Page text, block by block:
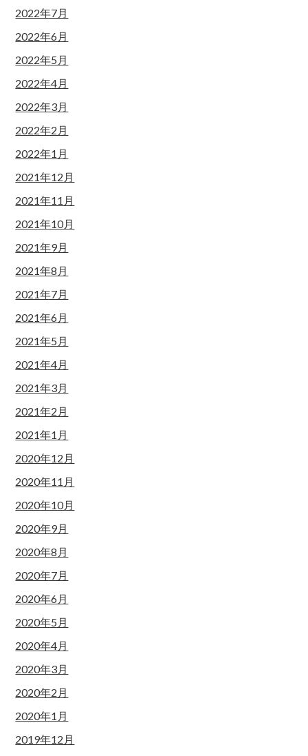
2022年7月
2022年6月
2022年5月
2022年4月
2022年3月
2022年2月
2022年1月
2021年12月
2021年11月
2021年10月
2021年9月
2021年8月
2021年7月
2021年6月
2021年5月
2021年4月
2021年3月
2021年2月
2021年1月
2020年12月
2020年11月
2020年10月
2020年9月
2020年8月
2020年7月
2020年6月
2020年5月
2020年4月
2020年3月
2020年2月
2020年1月
2019年12月